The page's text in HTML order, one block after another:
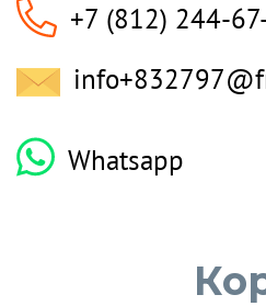
+7 (812) 244-
Whatsapp